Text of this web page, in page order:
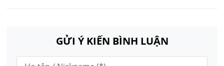
GỬI Ý KIẾN BÌNH LUẬN